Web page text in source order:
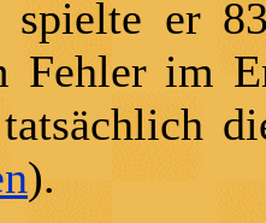
spielte er
Fehler im
).